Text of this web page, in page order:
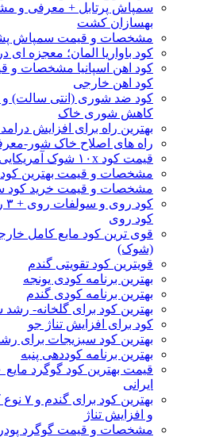
سمپاش پرتابل + معرفی و
بهسازان کشت
مشخصات و قیمت سمپاش
کود باواریا المان؛ معجزه
کود اهن خارجی
کاهش شوری خاک
بهترین راه برای افزایش
راه های اصلاح خاک شور-
قیمت کود ۱۰x شوک آمریکایی
مشخصات و قیمت بهترین
مشخصات و قیمت خرید کود
کود روی
قوی ترین کود مایع کامل
(شوک)
قویترین کود تقویتی گندم
بهترین برنامه کودی یونجه
بهترین برنامه کودی گندم
بهترین کود برای گلخانه-
کود برای افزایش تناژ جو
بهترین کود سبزیجات برای
بهترین برنامه کوددهی پنبه
ایرانی
و افزایش تناژ
مشخصات و قیمت گوگرد